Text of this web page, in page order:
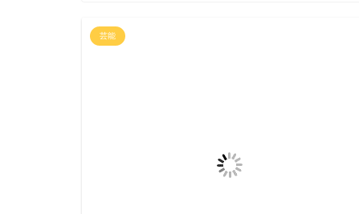
芸能